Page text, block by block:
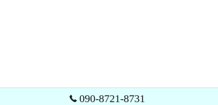
090-8721-8731